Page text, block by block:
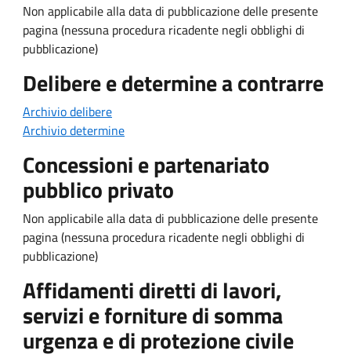
Non applicabile alla data di pubblicazione delle presente
pagina (nessuna procedura ricadente negli obblighi di
pubblicazione)
Delibere e determine a contrarre
Archivio delibere
Archivio determine
Concessioni e partenariato
pubblico privato
Non applicabile alla data di pubblicazione delle presente
pagina (nessuna procedura ricadente negli obblighi di
pubblicazione)
Affidamenti diretti di lavori,
servizi e forniture di somma
urgenza e di protezione civile